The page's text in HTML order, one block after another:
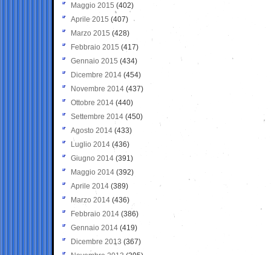
Maggio 2015 (402)
Aprile 2015 (407)
Marzo 2015 (428)
Febbraio 2015 (417)
Gennaio 2015 (434)
Dicembre 2014 (454)
Novembre 2014 (437)
Ottobre 2014 (440)
Settembre 2014 (450)
Agosto 2014 (433)
Luglio 2014 (436)
Giugno 2014 (391)
Maggio 2014 (392)
Aprile 2014 (389)
Marzo 2014 (436)
Febbraio 2014 (386)
Gennaio 2014 (419)
Dicembre 2013 (367)